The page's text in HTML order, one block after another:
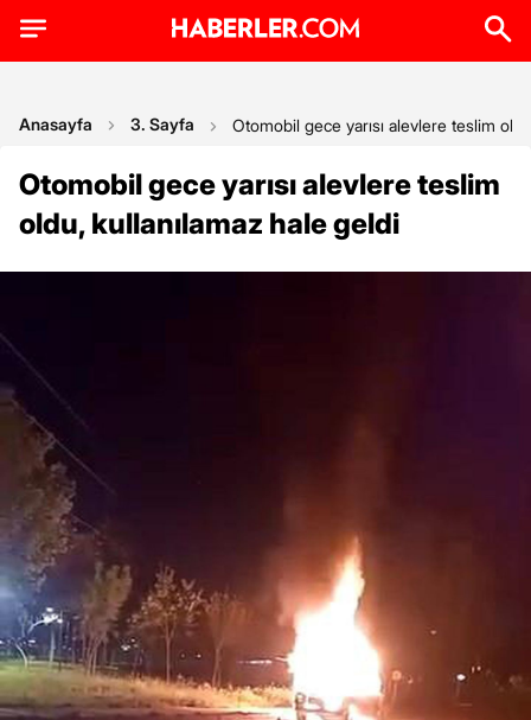
Anasayfa 3. Sayfa Otomobil gece yarısı alevlere teslim
Otomobil gece yarısı alevlere teslim
oldu, kullanılamaz hale geldi